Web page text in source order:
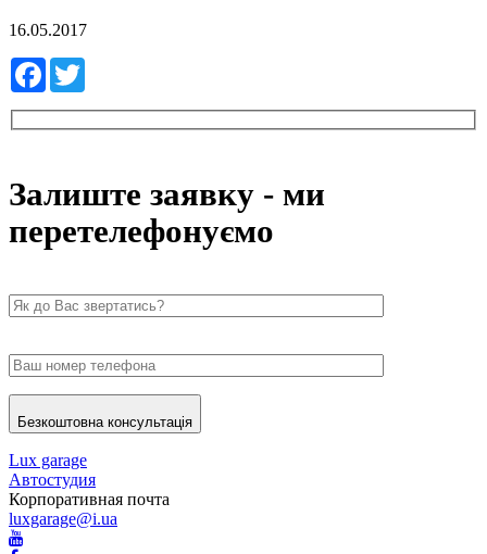
16.05.2017
Facebook
Залиште заявку - ми
перетелефонуємо
Безкоштовна консультація
Lux garage
Автостудия
Корпоративная почта
luxgarage@i.ua